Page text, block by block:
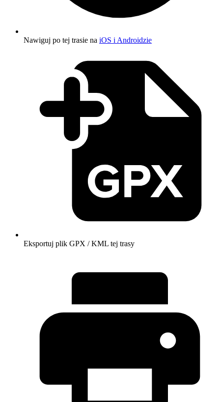
Nawiguj po tej trasie na iOS i Androidzie
Eksportuj plik GPX / KML tej trasy